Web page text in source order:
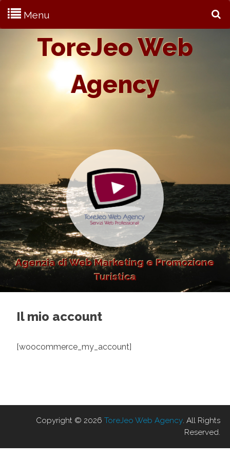
Menu
ToreJeo Web
Agency
Agenzia di Web Marketing e Promozione
Turistica
Il mio account
[woocommerce_my_account]
Copyright © 2026 ToreJeo Web Agency. All Rights
Reserved.